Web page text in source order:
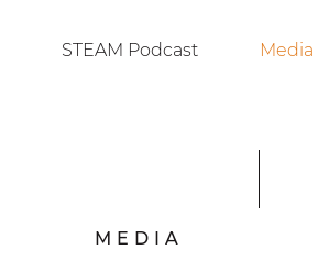
STEAM Podcast Media
MEDIA